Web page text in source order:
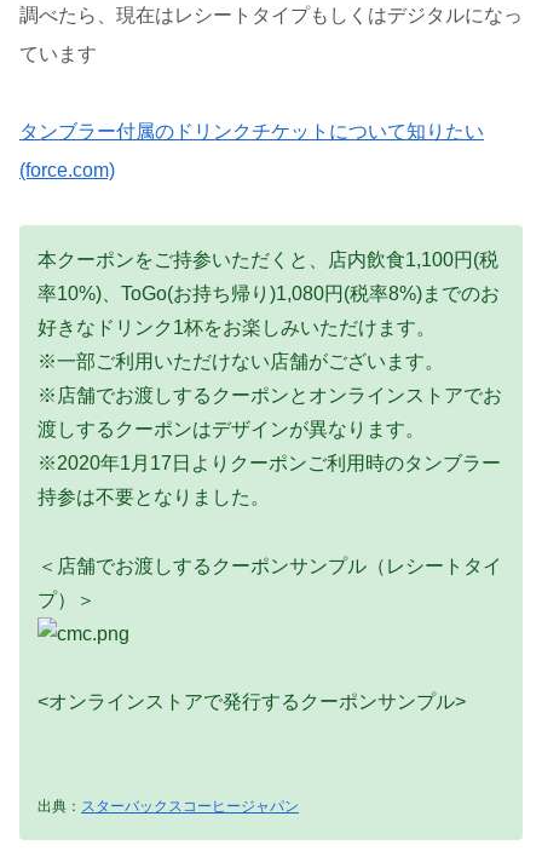
調べたら、現在はレシートタイプもしくはデジタルになっ
ています
タンブラー付属のドリンクチケットについて知りたい
(force.com)
本クーポンをご持参いただくと、店内飲食1,100円(税
率10%)、ToGo(お持ち帰り)1,080円(税率8%)までのお
好きなドリンク1杯をお楽しみいただけます。
※一部ご利用いただけない店舗がございます。
※店舗でお渡しするクーポンとオンラインストアでお
渡しするクーポンはデザインが異なります。
※2020年1月17日よりクーポンご利用時のタンブラー
持参は不要となりました。
＜店舗でお渡しするクーポンサンプル（レシートタイ
プ）＞
<オンラインストアで発行するクーポンサンプル>
出典： スターバックスコーヒージャパン